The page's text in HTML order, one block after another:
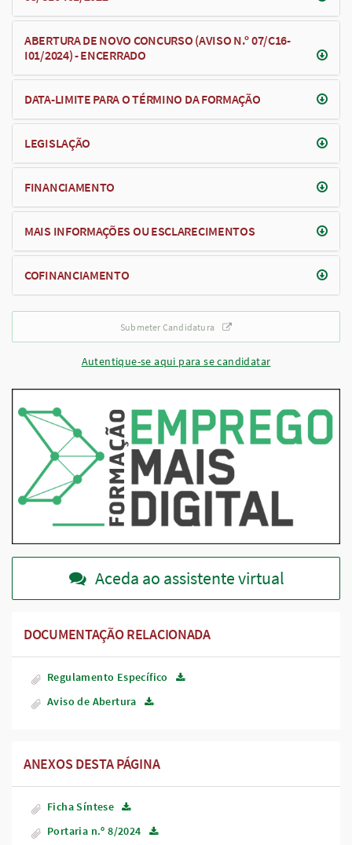
ABERTURA DE NOVO CONCURSO (AVISO N.º 07/C16-
I01/2024) - ENCERRADO
DATA-LIMITE PARA O TÉRMINO DA FORMAÇÃO
LEGISLAÇÃO
FINANCIAMENTO
MAIS INFORMAÇÕES OU ESCLARECIMENTOS
COFINANCIAMENTO
Submeter Candidatura
Autentique-se aqui para se candidatar
Aceda ao assistente virtual
DOCUMENTAÇÃO RELACIONADA
Regulamento Específico
Aviso de Abertura
ANEXOS DESTA PÁGINA
Ficha Síntese
Portaria n.º 8/2024